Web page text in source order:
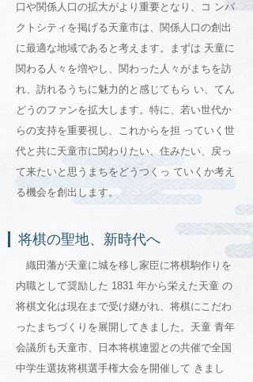
口や関係人口の拡大がより重要となり、コ ンパ
クトシティを掲げる天童市は、関係人口の創出
に最適な地域であると考えます。まずは 天童に
関わる人々を増やし、関わった人々がまちを訪
れ、訪れるうちに魅力的と感じてもら い、てん
どうのファンを拡大します。特に、若い世代か
らの支持を重要視し、これからを担 っていく世
代と共に天童市に関わりたい、住みたい、戻っ
て来たいと思うまちをどうつくっ ていくか考え
る機会を創出します。
将棋の聖地、新時代へ
織田藩が天童に城を移し家臣に将棋駒作りを
内職として奨励した 1831 年から栄えた天童 の
将棋文化は現在まで受け継がれ、将棋にこだわ
ったまちづくりを展開してきました。天童 青年
会議所も天童市、日本将棋連盟との共催で全国
中学生選抜将棋選手権大会を開催して きまし